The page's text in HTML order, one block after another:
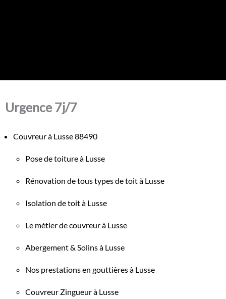
Urgence 7j/7
Couvreur à Lusse 88490
Pose de toiture à Lusse
Rénovation de tous types de toit à Lusse
Isolation de toit à Lusse
Le métier de couvreur à Lusse
Abergement & Solins à Lusse
Nos prestations en gouttières à Lusse
Couvreur Zingueur à Lusse